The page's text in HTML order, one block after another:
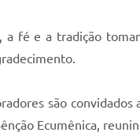
a fé e a tradição
são
Ecumênica,